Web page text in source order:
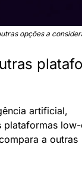
opções a
plataformas
a outras